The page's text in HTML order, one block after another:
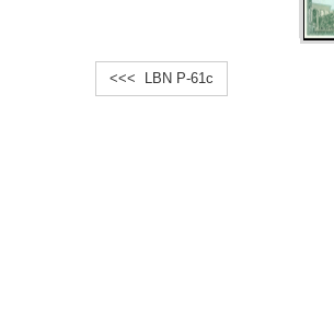
<<< LBN P-61c